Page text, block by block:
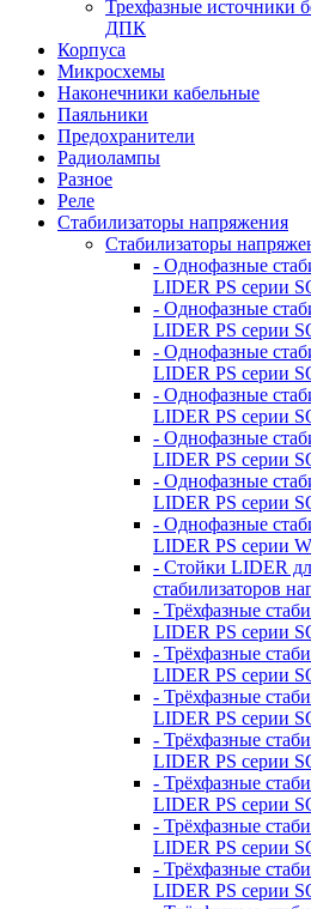
Трехфазные источники
ДПК
Корпуса
Микросхемы
Наконечники кабельные
Паяльники
Предохранители
Радиолампы
Разное
Реле
Стабилизаторы напряжения
Стабилизаторы
- Однофазные
LIDER PS серии
- Однофазные
LIDER PS серии
- Однофазные
LIDER PS серии
- Однофазные
LIDER PS серии
- Однофазные
LIDER PS серии
- Однофазные
LIDER PS серии
- Однофазные
LIDER PS серии W
- Стойки LIDER
стабилизаторов
- Трёхфазные
LIDER PS серии
- Трёхфазные
LIDER PS серии
- Трёхфазные
LIDER PS серии
- Трёхфазные
LIDER PS серии
- Трёхфазные
LIDER PS серии
- Трёхфазные
LIDER PS серии
- Трёхфазные
LIDER PS серии